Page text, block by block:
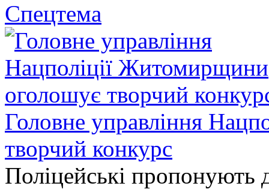
Спецтема
Головне управління
творчий конкурс
Поліцейські пропонують